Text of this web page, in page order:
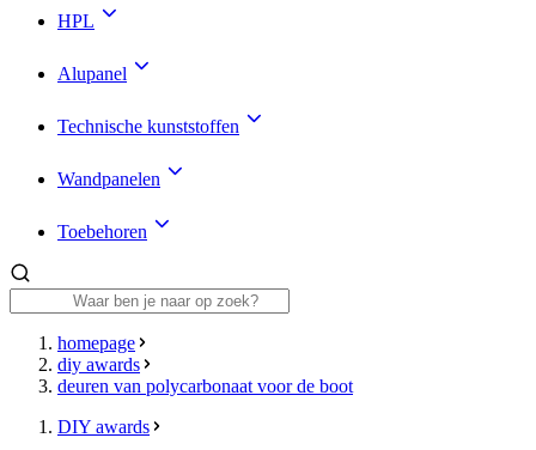
HPL
Alupanel
Technische kunststoffen
Wandpanelen
Toebehoren
homepage
diy awards
deuren van polycarbonaat voor de boot
DIY awards